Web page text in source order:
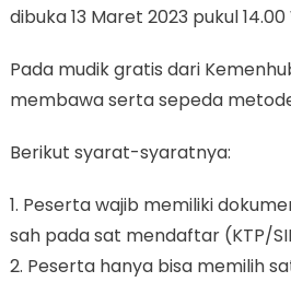
dibuka 13 Maret 2023 pukul 14.00
Pada mudik gratis dari
membawa serta sepeda
Berikut syarat-syaratnya:
1. Peserta wajib memiliki
sah pada sat mendaftar (KTP/
2. Peserta hanya bisa memilih